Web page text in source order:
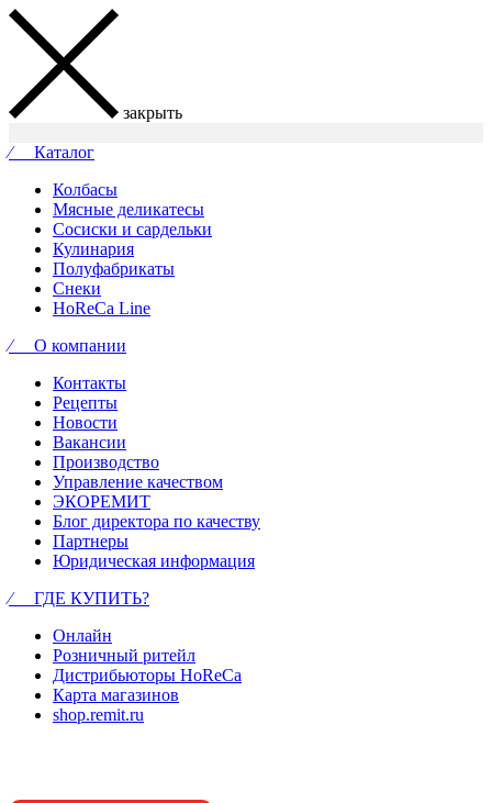
закрыть
⁄ Каталог
Колбасы
Мясные деликатесы
Сосиски и сардельки
Кулинария
Полуфабрикаты
Снеки
HoReCa Line
⁄ О компании
Контакты
Рецепты
Новости
Вакансии
Производство
Управление качеством
ЭКОРЕМИТ
Блог директора по качеству
Партнеры
Юридическая информация
⁄ ГДЕ КУПИТЬ?
Онлайн
Розничный ритейл
Дистрибьюторы HoReCa
Карта магазинов
shop.remit.ru